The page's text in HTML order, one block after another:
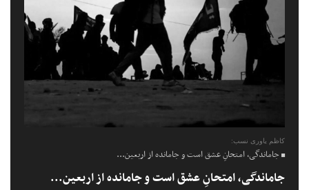
کاظم یاوری نسب:
جاماندگی، امتحانِ عشق است و جامانده از اربعین...
جاماندگی، امتحانِ عشق است و جامانده از اربعین...